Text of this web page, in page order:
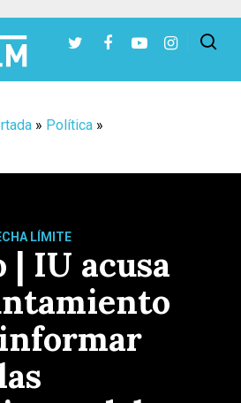
» Política »
LÍMITE
| IU acusa